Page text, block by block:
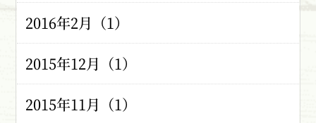
2016年2月（1）
2015年12月（1）
2015年11月（1）